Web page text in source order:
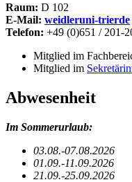
Raum: D 102
E-Mail: weidleruni-trierde
Telefon: +49 (0)651 / 201-
Mitglied im
Mitglied im
Abwesenheit
Im Sommerurlaub:
03.08.-07.08.2026
01.09.-11.09.2026
21.09.-25.09.2026